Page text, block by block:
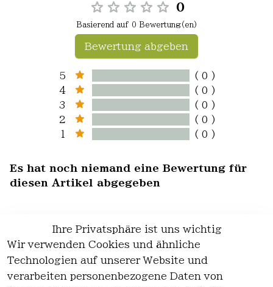
0
Basierend auf 0 Bewertung(en)
Bewertung abgeben
5
( 0 )
4
( 0 )
3
( 0 )
2
( 0 )
1
( 0 )
Es hat noch niemand eine Bewertung für
diesen Artikel abgegeben
EU-Verantwortliche Person - klicken Sie
für Details
Ihre Privatsphäre ist uns wichtig
Wir verwenden Cookies und ähnliche
Technologien auf unserer Website und
verarbeiten personenbezogene Daten von